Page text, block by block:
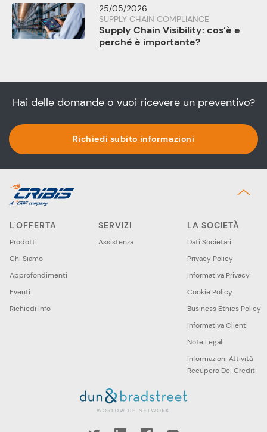
25/05/2026
SUPPLY CHAIN COMPLIANCE
Supply Chain Visibility: cos’è e
perché è importante?
Hai delle domande o vuoi ricevere un preventivo?
Richiedi subito informazioni
L'OFFERTA
Prodotti
Chi Siamo
Approfondimenti
Eventi
Richiedi Info
SERVIZI
Assistenza
LA SOCIETÀ
Dati Societari
Privacy Policy
Informativa Privacy
Cookie Policy
Business Ethics Policy
Informativa Clienti
Note Legali
Informazioni Attività
Recupero Dei Crediti